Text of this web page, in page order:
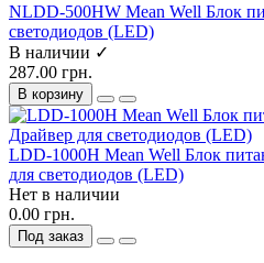
NLDD-500HW Mean Well Блок
светодиодов (LED)
В наличии ✓
287.00 грн.
В корзину
LDD-1000H Mean Well Блок
для светодиодов (LED)
Нет в наличии
0.00 грн.
Под заказ